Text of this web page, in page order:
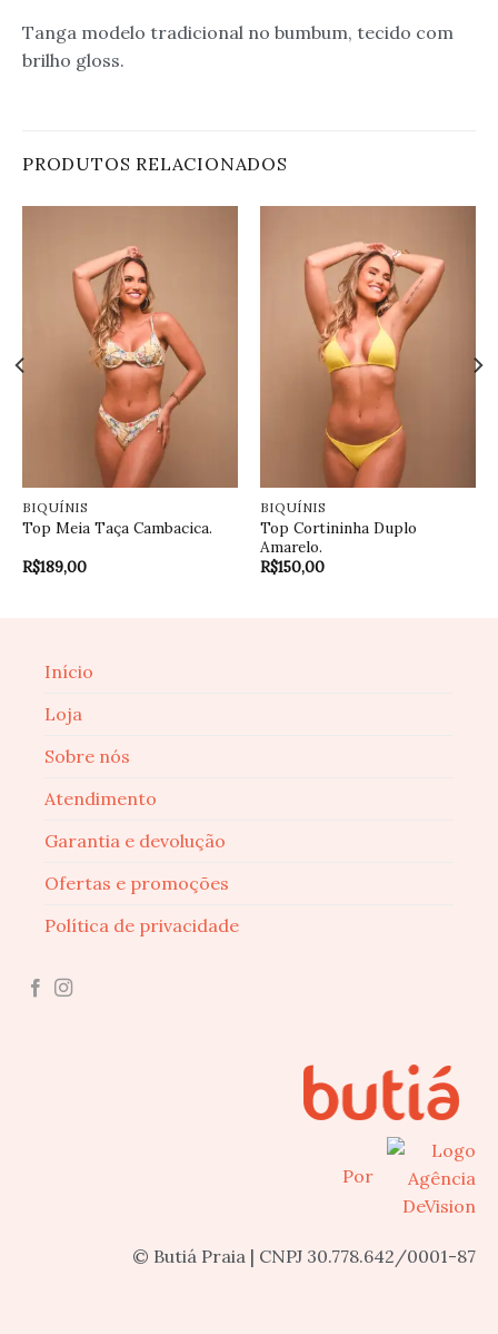
Tanga modelo tradicional no bumbum, tecido com
brilho gloss.
PRODUTOS RELACIONADOS
BIQUÍNIS
Top Meia Taça Cambacica.
R$189,00
BIQUÍNIS
Top Cortininha Duplo
Amarelo.
R$150,00
Início
Loja
Sobre nós
Atendimento
Garantia e devolução
Ofertas e promoções
Política de privacidade
Por
© Butiá Praia | CNPJ 30.778.642/0001-87